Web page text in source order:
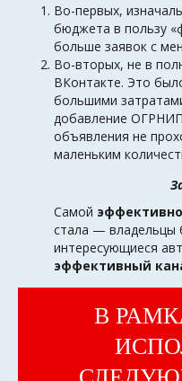
Во-первых,
бюджета в пользу
больше заявок с
Во-вторых, не в
ВКонтакте. Это
большими
добавление ОГРНИП
объявления не
маленьким
Самой
стала — владельцы
интересующиеся
эффективный
В